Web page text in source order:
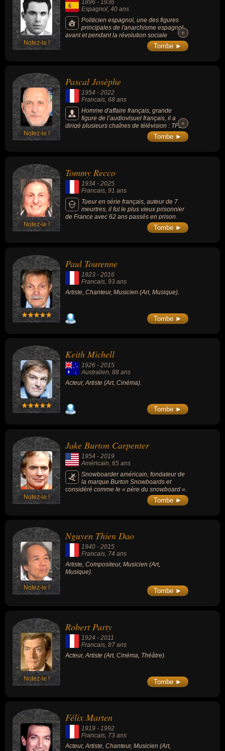
Notez-le !
1896 - 1936
Espagnol, 40 ans
Politicien espagnol, une des figures
principales de l'anarchisme espagnol
avant et pendant la révolution sociale
+
+
Tombe ►
Notez-le !
Pascal Josèphe
1954 - 2022
Francais, 68 ans
Homme d'affaire français, grande
figure de l’audiovisuel français, il a
dirigé plusieurs chaînes de télévision : TF1,
La Cinq, France 2 et France 3.
+
+
Tombe ►
Notez-le !
Tommy Recco
1934 - 2025
Francais, 91 ans
Tueur en série français, auteur de 7
meurtres, il fut le plus vieux prisonnier
de France avec 62 ans passés en prison.
Tombe ►
Paul Tourenne
1923 - 2016
Francais , 93 ans
Artiste, Chanteur, Musicien (Art, Musique).
Tombe ►
Keith Michell
1926 - 2015
Australien, 88 ans
Acteur, Artiste (Art, Cinéma).
Tombe ►
Notez-le !
Jake Burton Carpenter
1954 - 2019
Américain , 65 ans
Snowboarder américain, fondateur de
la marque Burton Snowboards et
considéré comme le « père du snowboard ».
Tombe ►
Notez-le !
Nguyen Thien Dao
1940 - 2015
Francais, 74 ans
Artiste, Compositeur, Musicien (Art,
Musique).
Tombe ►
Notez-le !
Robert Party
1924 - 2011
Francais , 87 ans
Acteur, Artiste (Art, Cinéma, Théâtre).
Tombe ►
Félix Marten
1919 - 1992
Francais, 73 ans
Acteur, Artiste, Chanteur, Musicien (Art,